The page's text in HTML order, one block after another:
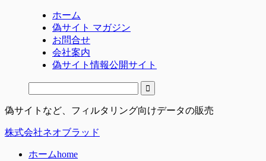
ホーム
偽サイト マガジン
お問合せ
会社案内
偽サイト情報公開サイト
偽サイトなど、フィルタリング向けデータの販売
株式会社ネオブラッド
ホームhome